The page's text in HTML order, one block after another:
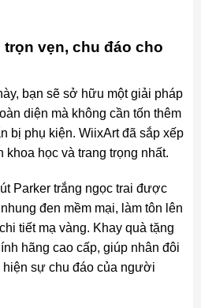
vẹn, chu đáo cho
bạn sẽ sở hữu một giải pháp
diện mà không cần tốn thêm
bị phụ kiện. WiixArt đã sắp xếp
khoa học và trang trọng nhất.
Parker trắng ngọc trai được
đen mềm mại, làm tôn lên
tiết mạ vàng. Khay quà tặng
hãng cao cấp, giúp nhân đôi
sự chu đáo của người